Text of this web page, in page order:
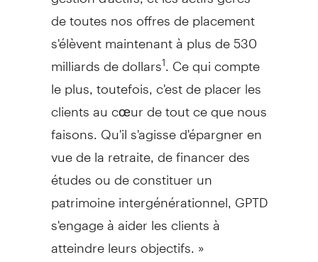
de toutes nos offres de placement
s'élèvent maintenant à plus de 530
milliards de dollars1 . Ce qui compte
le plus, toutefois, c'est de placer les
clients au cœur de tout ce que nous
faisons. Qu'il s'agisse d'épargner en
vue de la retraite, de financer des
études ou de constituer un
patrimoine intergénérationnel, GPTD
s'engage à aider les clients à
atteindre leurs objectifs. »